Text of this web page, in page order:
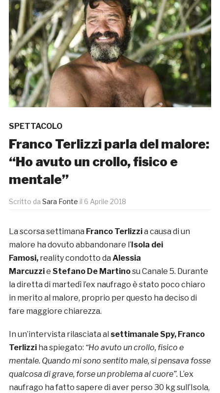
SPETTACOLO
Franco Terlizzi parla del malore:
“Ho avuto un crollo, fisico e
mentale”
Scritto da Sara Fonte il 6 Aprile 2018
La scorsa settimana Franco Terlizzia causa di un
malore ha dovuto abbandonare l’ Isola dei
Famosi, reality condotto da Alessia
Marcuzzie Stefano De Martinosu Canale 5. Durante
la diretta di martedì l’ex naufrago è stato poco chiaro
in merito al malore, proprio per questo ha deciso di
fare maggiore chiarezza.
In un’intervista rilasciata al settimanale Spy, Franco
Terlizzi ha spiegato: “Ho avuto un crollo, fisico e
mentale. Quando mi sono sentito male, si pensava fosse
qualcosa di grave, forse un problema al cuore”. L’ex
naufrago ha fatto sapere di aver perso 30 kg sull’Isola,